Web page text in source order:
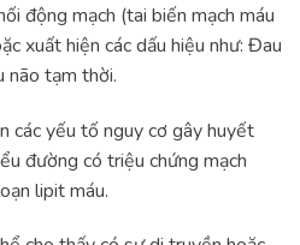
động mạch (tai biến mạch máu
xuất hiện các dấu hiệu như: Đau
não tạm thời.
các yếu tố nguy cơ gây huyết
đường có triệu chứng mạch
lipit máu.